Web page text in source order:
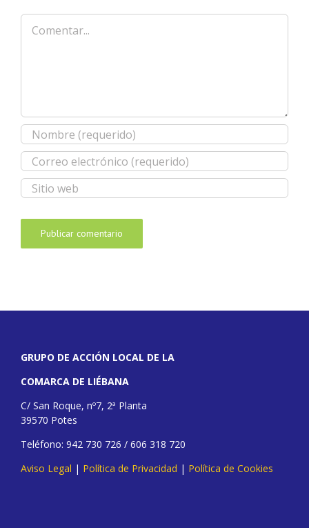
Comentar
GRUPO DE ACCIÓN LOCAL DE LA
COMARCA DE LIÉBANA
C/ San Roque, nº7, 2ª Planta
39570 Potes
Teléfono: 942 730 726 / 606 318 720
Aviso Legal | Política de Privacidad | Política de Cookies